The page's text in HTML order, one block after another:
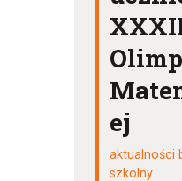
UCZNIOWIE
KANDYDACI
RODZICE
KONTAKT
ej
aktualności
szkolny